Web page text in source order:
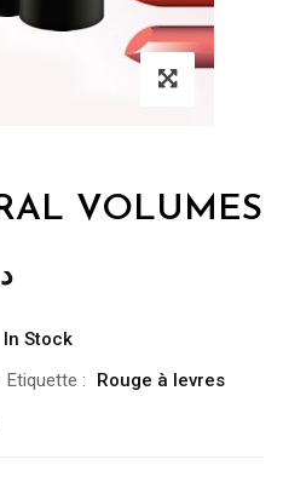
VOLUMES
Le
actuel
est :
In Stock
Etiquette :
Rouge à levres